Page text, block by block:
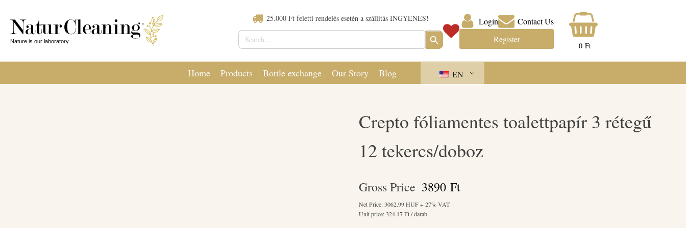
25.000 Ft feletti rendelés esetén a szállítás INGYENES!
Search
for:
SEARCH
BUTTON
Login
Contact Us
Register
0Ft
Home Products Bottle exchange Our Story Blog EN
Crepto fóliamentes toalettpapír 3 rétegű
12 tekercs/doboz
Gross Price 3890 Ft
Net Price:3062.99HUF + 27% VAT
Unit price:324.17Ft / darab